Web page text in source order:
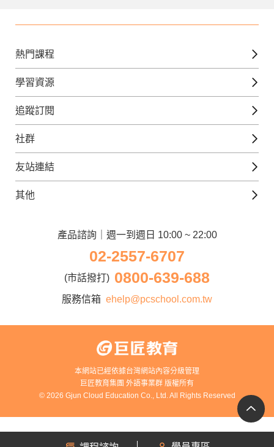
熱門課程
英文課程
日語課程
韓語課程
法文課程
兒童日語課程
學習資源
免費線上檢定
外語補給站
美日語數位學院
追蹤訂閱
Gjun-就醬學外語
官方Youtube
社群
英語觀光城
日語觀光城
友站連結
iWorld JR
電腦直播教學
巨匠東大日語
其他
Apply to Teach
講師登入
產品諮詢｜週一到週日 10:00 ~ 22:00
02-2557-6707
(市話撥打) 0800-639-688
服務信箱 ehelp@pcschool.com.tw
本網站已經依據台灣網站內容分級管理
巨匠教育集團 外語事業群 版權所有
© 2026 Gjun Cloud Education Co., Ltd. All Rights Reserved